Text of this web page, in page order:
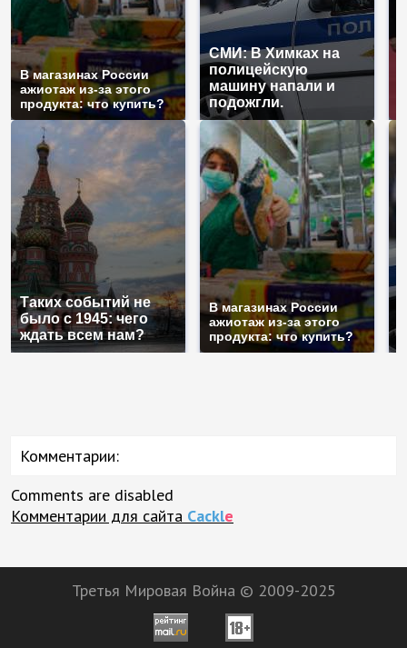
В магазинах России
ажиотаж из-за этого
продукта: что купить?
СМИ: В Химках на
полицейскую
машину напали и
подожгли.
Таких событий не
было с 1945: чего
ждать всем нам?
В магазинах России
ажиотаж из-за этого
продукта: что купить?
Комментарии:
Comments are disabled
Комментарии для сайта Cackle
Третья Мировая Война © 2009-2025